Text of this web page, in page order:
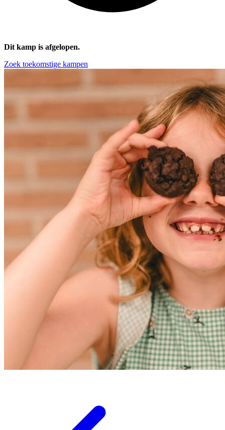
Dit kamp is afgelopen.
Zoek toekomstige kampen